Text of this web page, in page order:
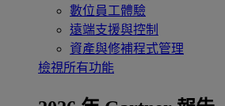
數位員工體驗
遠端支援與控制
資產與修補程式管理
檢視所有功能